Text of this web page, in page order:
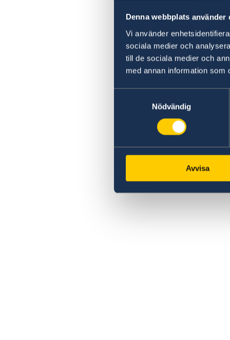
Denna webbplats använder
Vi använder
sociala medier och
till de sociala medier och
med annan information som
Nödvändig
Avvisa
Försäkringsskydd
Livsmedel och shopping